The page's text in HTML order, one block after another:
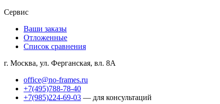
Сервис
Ваши заказы
Отложенные
Список сравнения
г. Москва, ул. Ферганская, вл. 8А
office@no-frames.ru
+7(495)788-78-40
+7(985)224-69-03 — для консультаций